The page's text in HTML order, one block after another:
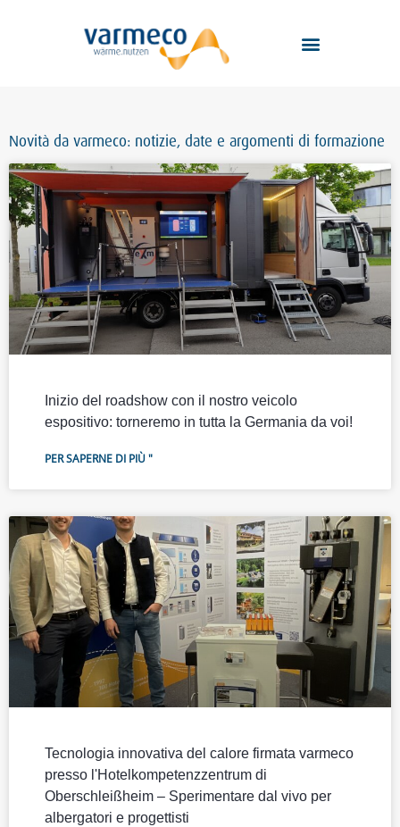
Novità da varmeco: notizie, date e argomenti di formazione
Inizio del roadshow con il nostro veicolo
espositivo: torneremo in tutta la Germania da voi!
PER SAPERNE DI PIÙ "
Tecnologia innovativa del calore firmata varmeco
presso l'Hotelkompetenzzentrum di
Oberschleißheim – Sperimentare dal vivo per
albergatori e progettisti